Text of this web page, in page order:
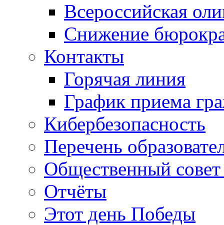
Всероссийская
Снижение
Контакты
Горячая линия
График приема
Кибербезопасность
Перечень
Общественный
Отчёты
Этот день Победы